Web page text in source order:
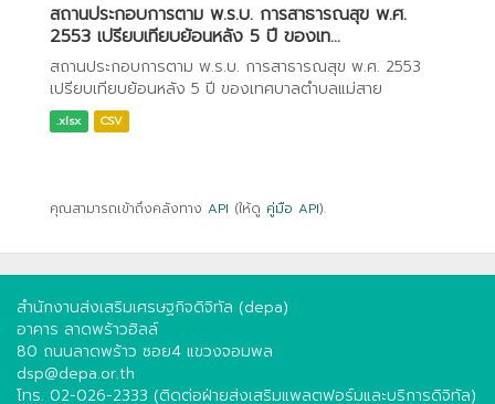
สถานประกอบการตาม พ.ร.บ. การสาธารณสุข พ.ศ.
2553 เปรียบเทียบย้อนหลัง 5 ปี ของเท...
สถานประกอบการตาม พ.ร.บ. การสาธารณสุข พ.ศ. 2553
เปรียบเทียบย้อนหลัง 5 ปี ของเทศบาลตำบลแม่สาย
.xlsx CSV
คุณสามารถเข้าถึงคลังทาง API (ให้ดู คู่มือ API).
สำนักงานส่งเสริมเศรษฐกิจดิจิทัล (depa)
อาคาร ลาดพร้าวฮิลล์
80 ถนนลาดพร้าว ซอย4 แขวงจอมพล
dsp@depa.or.th
โทร. 02-026-2333 (ติดต่อฝ่ายส่งเสริมแพลตฟอร์มและบริการดิจิทัล)